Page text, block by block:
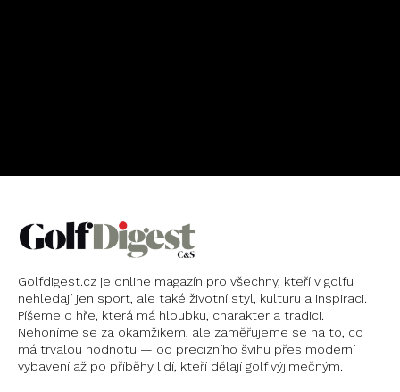
Golfdigest.cz je online magazín pro všechny, kteří v golfu
nehledají jen sport, ale také životní styl, kulturu a inspiraci.
Píšeme o hře, která má hloubku, charakter a tradici.
Nehoníme se za okamžikem, ale zaměřujeme se na to, co
má trvalou hodnotu — od precizního švihu přes moderní
vybavení až po příběhy lidí, kteří dělají golf výjimečným.